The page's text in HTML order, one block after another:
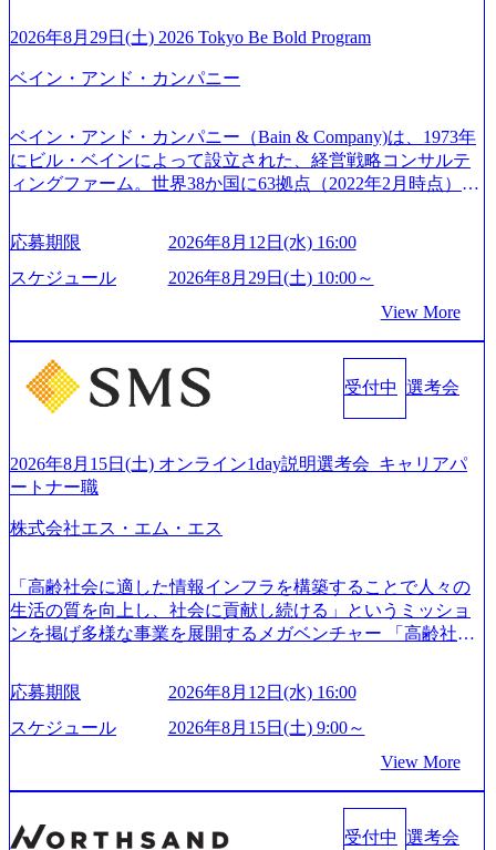
トとしている SAP領域においては日本市場No.1を誇り、全
定コンサルタント資格を取得している また、日本国内企業
資格も保有、さまざまな業界・業種でのプロジェクト実績
と蓄積されたノウハウを基に独自の方法論やテンプレート
を開発し、それらを活用してお客様に最適なSAPコンサル
ティングサービスを提供する https://storage.googleapis.com/our
96dc8f2-7d54-42b9-a7ae-8c532c52d3d8_1200x678.webp アビー
ムコンサルティング会社資料 (https://www.abeam.com/content/
dam/abeam/jp/ja/about/company/ABeamConsultingCompanyProfil
e_jpn_4.pdf) 『SAP AWARD OF EXCELLENCE 2024』にお
s.jp/main/html/rd/p/000000010.000123981.html) アビームコンサ
ルティング、社員の健康改善を支援 食事・睡眠など可視
化 (https://www.nikkan.co.jp/articles/view/00694812) “失われた3
0年”をアビームの｢人的資本経営｣で取り戻したい (https://ww
グスのESG価値の可視化を支援 「インパクト加重会計」
を用いて非財務活動の社会的インパクトを算出 (https://prtime
s.jp/main/html/rd/p/000000015.000123981.html) NECから独立し
て20年近く成長を続けており、2022年3月期の連結売上高は
でグループ従業員数は7523人と、国内でも有数の規模のコ
ンサルティング会社となり、今後も成長性が大きくみられ
る 日本企業的な柔らかい雰囲気が特徴的で、従業員方の人
社時に10日間の間みっちりとコンサルの基礎を支援)を魅力
に感じ、他Big4ではなくアビームを選ぶ方も多数 アビーム
といえばSAPをはじめとしたシステム、とイメージされる
どのトップラインを上げるための戦略案件も多く存在 特に
スポーツ&エンターテイメント領域ではBig4に先んじて注力
し、業界内で大きな存在感を誇る 社員の多様化する生活ス
タイルやライフイベントに対応した働きやすい職場環境を
2026年8月29日(土) 2026 Tokyo Be Bold Program
ベイン・アンド・カンパニー
ベイン・アンド・カンパニー（Bain & Company)は、1973年
にビル・ベインによって設立された、経営戦略コンサルテ
ィングファーム。世界38か国に63拠点（2022年2月時点）、
アントにお届けするのは単なるレポートではなく、『結
果』である。」この原則のもと、ベインは1973年に創業さ
れた。クライアントが不確かな未来の中、競争に勝てるよ
に、提言を具体的な行動に落とし込んでいる。 徹底した
「結果主義」を標榜。クライアントのフルポテンシャル実
現を目標に、具体的に目に見える成果を出すことを信条と
して、全社戦略やトランスフォーメーション案件を多く扱
っている ベインの社風を体現するものとして「True North」
て見えるTrue Northとは磁北ではなく真北、風説や思い込み
による一見正しい答えや、単に理論的に正しいが実行不可
の答えを提供したい、というベインのコンサルティングに
ィスとの連携が多く、海外プロジェクトへのアサインや海
外オフィスへのトランスファー制度などが充実している。
東京オフィスに来るグローバルメンバーも多く、グローバ
ル・ワンチームで活動している。プロボノ活動にも力を入
無償でコンサルティングを提供している。 2026年8月29日
(土) の対面Kick-offイベントを皮切りに1か月程度のプログラ
ム ※初回プログラム : 8月29日(土)10:00～13:30 2026年8月12
日(水) 16:00 Bain & Company Tokyoでは、「Tokyo Be Bold Pr
ogram (女性候補者向け選考支援プログラム)」を実施いたし
ます。クライアントに斬新なソリューションを提供し、複
雑な経営課題を解決するために、チームのダイバーシティ
応募期限
2026年8月12日(水) 16:00
スケジュール
2026年8月29日(土) 10:00～
View More
受付中 選考会
2026年8月15日(土) オンライン1day説明選考会_キャリアパ
ートナー職
株式会社エス・エム・エス
「高齢社会に適した情報インフラを構築することで人々の
生活の質を向上し、社会に貢献し続ける」というミッショ
ンを掲げ多様な事業を展開するメガベンチャー 「高齢社会
「シニアライフ」の領域で、40以上のサービスを開発・運
営 16期連続で増収増益を達成し、海外では17ヵ国で事業を
展開 今後も既存事業の拡大・成長と新規事業の開発を進め
社風。エス・エム・エス出身の起業家も多く、SMSマフィ
ア（Paypalマフィアのもじり）という単語も存在 https://stalgi
な事業内容＞ - キャリア分野 - 介護職向け求人情報・人材紹
応募期限
2026年8月12日(水) 16:00
スケジュール
2026年8月15日(土) 9:00～
View More
受付中 選考会